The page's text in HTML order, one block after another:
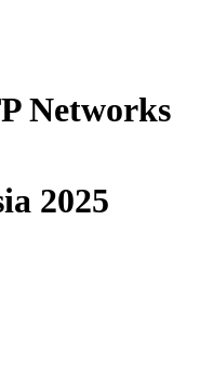
Networks
2025